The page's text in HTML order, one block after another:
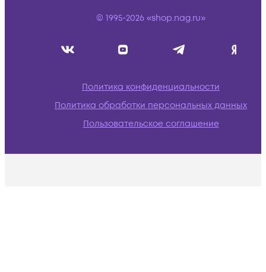
© 1995-2026 «shop.nag.ru»
Политика конфиденциальности
Политика обработки персональных данных
Пользовательское соглашение